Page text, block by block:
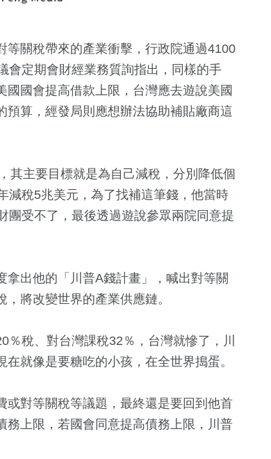
等關稅帶來的產業衝擊，行政院通過4100
會定期會財經業務質詢指出，同樣的手
國會提高借款上限，台灣應去遊說美國
預算，經發局則應想辦法協助補貼廠商這
其主要目標就是為自己減稅，分別降低個
減稅5兆美元，為了找補這筆錢，他當時
團受不了，最後透過遊說參眾兩院同意提
出他的「川普A錢計畫」，喊出對等關
將改變世界的產業供應鏈。
稅、對台灣課稅32％，台灣就慘了，川
就像是要糖吃的小孩，在全世界搗蛋。
對等關稅等議題，最終還是要回到他首
務上限，若國會同意提高債務上限，川普
2024立委選戰 健康及醫療 海峽論壇專區
綜藝 運動